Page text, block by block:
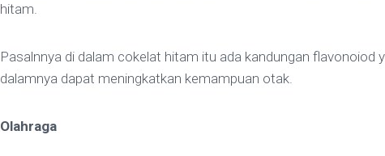
hitam.
Pasalnnya di dalam cokelat hitam itu ada kandungan flavonoiod
dalamnya dapat meningkatkan kemampuan otak.
Olahraga